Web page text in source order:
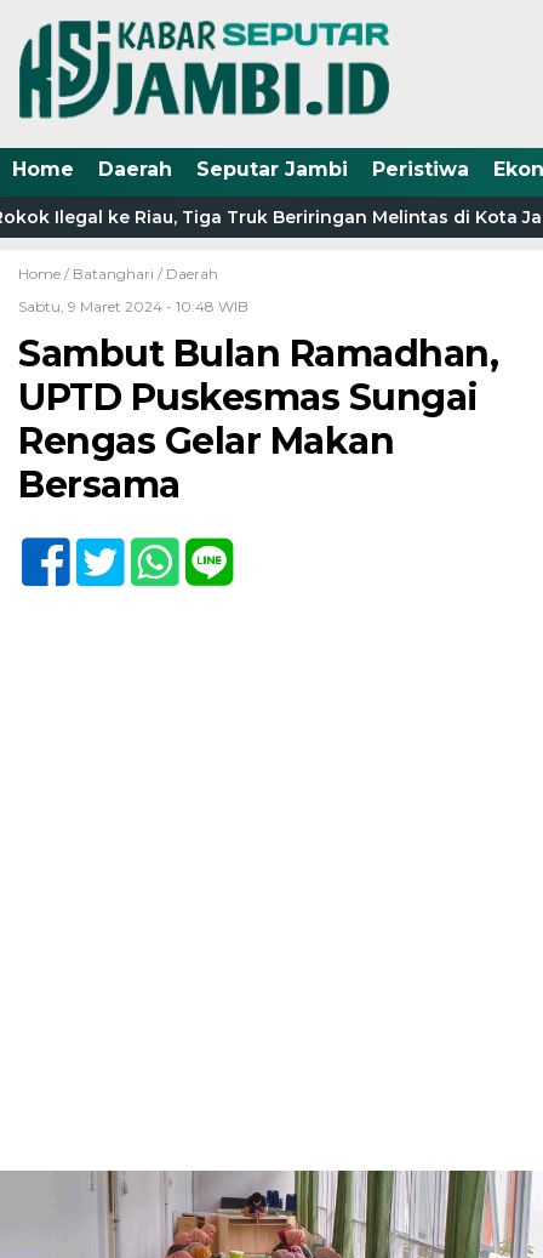
Home Daerah Seputar Jambi Peristiwa
Ilegal ke Riau, Tiga Truk Beriringan Melintas di Kota
Home / Batanghari / Daerah
Sabtu, 9 Maret 2024 - 10:48 WIB
Sambut Bulan Ramadhan,
UPTD Puskesmas Sungai
Rengas Gelar Makan
Bersama